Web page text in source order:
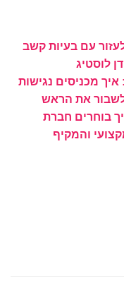
עם בעיות קשב
לוסטיג
מכניסים נגישות
לשבור את הראש
בוחרים חברת
והמקיף